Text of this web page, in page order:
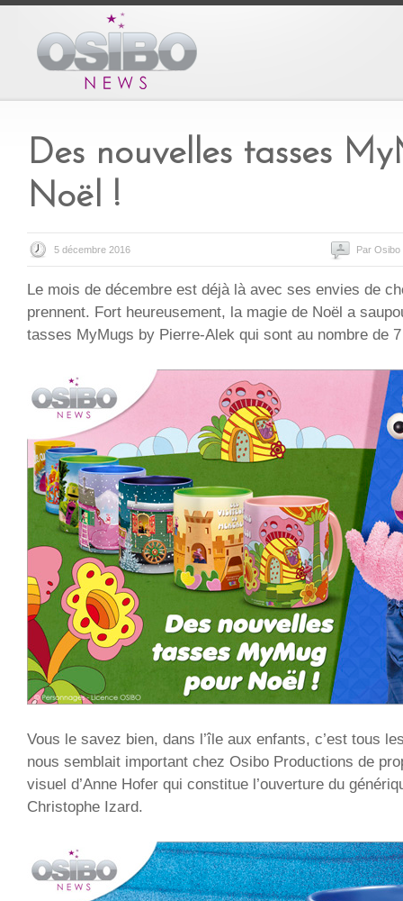
Des nouvelles tasses
Noël !
5 décembre 2016 Par Osibo
Le mois de décembre est déjà là avec ses envies de
prennent. Fort heureusement, la magie de Noël a
tasses MyMugs by Pierre-Alek qui sont au nombre de
Vous le savez bien, dans l’île aux enfants, c’est tous
nous semblait important chez Osibo Productions de
visuel d’Anne Hofer qui constitue l’ouverture du
Christophe Izard.